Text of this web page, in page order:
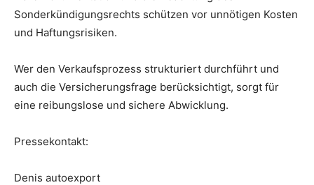
Sonderkündigungsrechts schützen vor unnötigen Kosten
und Haftungsrisiken.
Wer den Verkaufsprozess strukturiert durchführt und
auch die Versicherungsfrage berücksichtigt, sorgt für
eine reibungslose und sichere Abwicklung.
Pressekontakt:
Denis autoexport